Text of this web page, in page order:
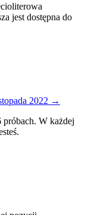
jest dostępna do
2022 →
próbach. W każdej